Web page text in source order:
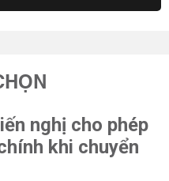
nghị cho phép
khi chuyển